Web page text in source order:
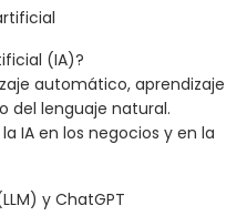
(IA)?
automático, aprendizaje
del lenguaje natural.
IA en los negocios y en la
y ChatGPT